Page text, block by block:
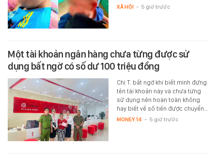
XÃ HỘI - 5 giờ trước
Một tài khoản ngân hàng chưa từng được sử
dụng bất ngờ có số dư 100 triệu đồng
Chị T. bất ngờ khi biết mình đứng
tên tài khoản này và chưa từng
sử dụng nên hoàn toàn không
hay biết về số tiền được chuyển…
MONEY.14 - 5 giờ trước